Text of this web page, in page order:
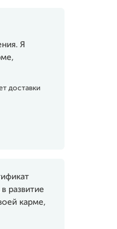
Я
доставки
развитие
карме,